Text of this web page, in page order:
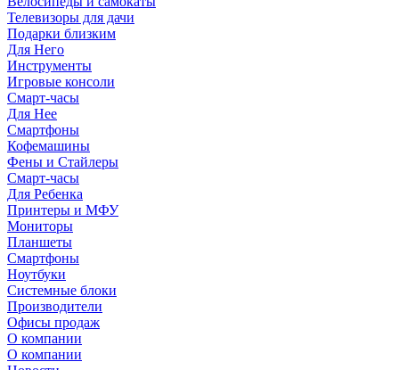
Телевизоры для дачи
Подарки близким
Для Него
Инструменты
Игровые консоли
Смарт-часы
Для Нее
Смартфоны
Кофемашины
Фены и Стайлеры
Смарт-часы
Для Ребенка
Принтеры и МФУ
Мониторы
Планшеты
Смартфоны
Ноутбуки
Системные блоки
Производители
Офисы продаж
О компании
О компании